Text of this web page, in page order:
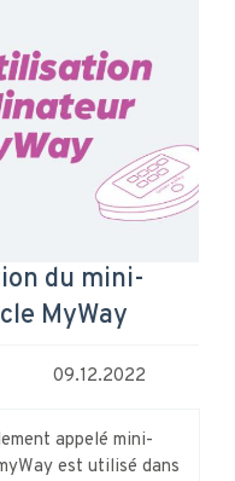
du mini-
MyWay
09.12.2022
appelé mini-
est utilisé dans